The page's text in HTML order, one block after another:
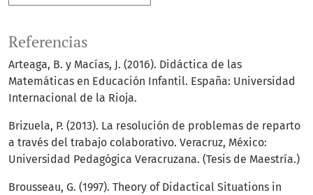
Referencias
Arteaga, B. y Macías, J. (2016). Didáctica de las
Matemáticas en Educación Infantil. España: Universidad
Internacional de la Rioja.
Brizuela, P. (2013). La resolución de problemas de reparto
a través del trabajo colaborativo. Veracruz, México:
Universidad Pedagógica Veracruzana. (Tesis de Maestría.)
Brousseau, G. (1997). Theory of Didactical Situations in